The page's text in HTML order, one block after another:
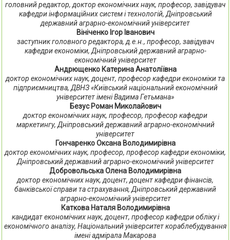
головний редактор, доктор економічних наук, професор, завідувач
кафедри інформаційних систем і технологій, Дніпровський
державний аграрно-економічний університет
Вініченко Ігор Іванович
заступник головного редактора, д.е.н., професор, завідувач
кафедри економіки, Дніпровський державний аграрно-
економічний університет
Андрющенко Катерина Анатоліївна
доктор економічних наук, доцент, професор кафедри економіки та
підприємництва, ДВНЗ «Київський національний економічний
університет імені Вадима Гетьмана»
Безус Роман Миколайович
доктор економічних наук, професор, професор кафедри
маркетингу, Дніпровський державний аграрно-економічний
університет
Гончаренко Оксана Володимирівна
доктор економічних наук, професор, професор кафедри економіки,
Дніпровський державний аграрно-економічний університет
Добровольська Олена Володимирівна
доктор економічних наук, доцент, доцент кафедри фінансів,
банківської справи та страхування, Дніпровський державний
аграрно-економічний університет
Каткова Наталя Володимирівна
кандидат економічних наук, доцент, професор кафедри обліку і
економічного аналізу, Національний університет кораблебудування
імені адмірала Макарова